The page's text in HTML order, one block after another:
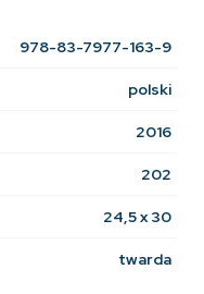
978-83-7977-163-9
polski
2016
202
24,5 x 30
twarda